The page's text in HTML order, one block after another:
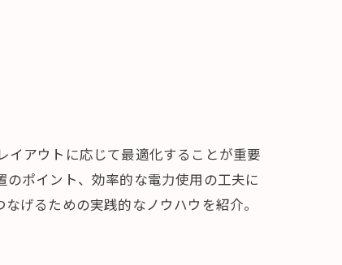
アウトに応じて最適化することが重要
ポイント、効率的な電力使用の工夫に
げるための実践的なノウハウを紹介。